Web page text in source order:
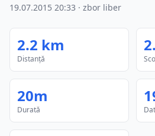
19.07.2015 20:33 · zbor liber
2.2 km
Distanță
20m
Durată